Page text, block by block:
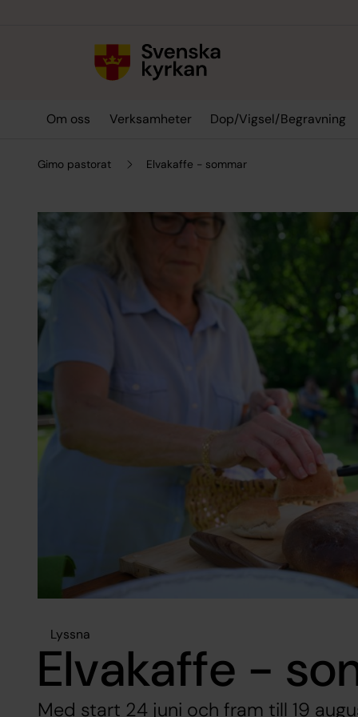
Om oss Verksamheter Dop/Vigsel/Begravning
Gimo pastorat Elvakaffe - sommar
Lyssna
Elvakaffe -
Med start 24 juni och fram till 19